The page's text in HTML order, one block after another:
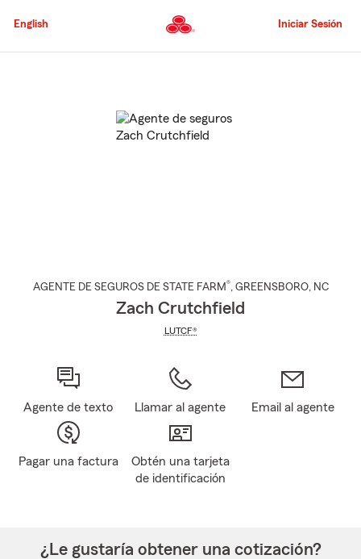
al
principal
English Iniciar Sesión
AGENTE DE SEGUROS DE STATE FARM®, GREENSBORO, NC
Zach Crutchfield
LUTCF®
Agente de texto Llamar al agente Email al agente
Pagar una factura
Obtén una tarjeta
de identificación
¿Le gustaría obtener una cotización?